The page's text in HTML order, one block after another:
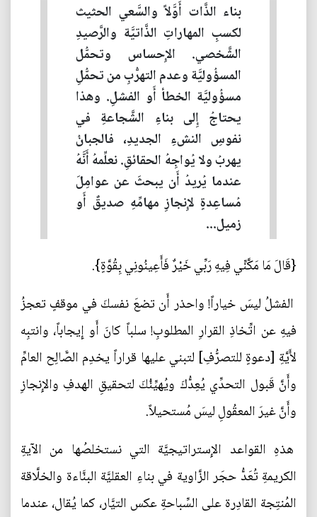
بناء الذَّات أَوَّلاً والسَّعي الحثيث
لكسبِ المهاراتِ الذَّاتيَّة والرَّصيدِ
الشَّخصي. الإِحساس وتحمُّل
المسؤُوليَّة وعدم التهرُّبِ من تحمُّلِ
مسؤُوليَّة الخطأ أَو الفشلِ. وهذا
يحتاجُ إِلى بناءِ الشَّجاعةِ في
نفوسِ النشءِ الجديدِ، فالجبانُ
يهربُ ولا يُواجِهُ الحقائقِ. نعلِّمهُ أَنَّهُ
عندما يُريدُ أَن يبحثَ عن عوامِلَ
مُساعِدةٍ لإِنجازِ مهامِّهِ صديقٌ أَو
زميل...
{قَالَ مَا مَكَّنِّي فِيهِ رَبِّي خَيْرٌ فَأَعِينُونِي بِقُوَّةٍ}.
الفشلُ ليسَ خياراً! واحذر أَن تضعَ نفسكَ في موقفٍ تعجزُ
فيهِ عن اتِّخاذِ القرارِ المطلوبِ! سلباً كانَ أَو إِيجاباً، وانتبِه
لأَيَّةِ [دعوةٍ للتصرُّفِ] لتبني عليها قراراً يخدِم الصَّالِح العامِّ
وأَنَّ قَبول التحدِّي يُعِدُّكَ ويُهيِّئُكَ لتحقيقِ الهدفِ والإِنجازِ
وأَنَّ غيرَ المعقُولِ ليسَ مُستحيلاً.
هذهِ القواعد الإِستراتيجيَّة التي نستخلصُها من الآيةِ
الكريمةِ تُعَدُّ حجَر الزَّاوية في بناءِ العقليَّة البنَّاءة والخلَّاقة
المُنتِجة القادِرة على السِّباحةِ عكس التيَّار، كما يُقال، عندما